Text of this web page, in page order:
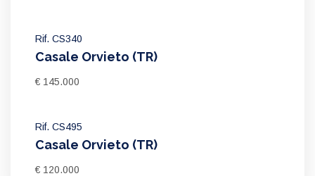
Rif. CS340
Casale Orvieto (TR)
€ 145.000
Rif. CS495
Casale Orvieto (TR)
€ 120.000